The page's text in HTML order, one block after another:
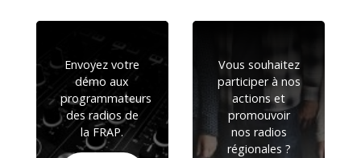
Envoyez votre
démo aux
programmateurs
des radios de
la FRAP.
Vous souhaitez
participer à nos
actions et
promouvoir
nos radios
régionales ?